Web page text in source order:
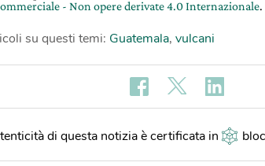
- Non opere derivate 4.0 Internazionale.
su questi temi: Guatemala, vulcani
di questa notizia è certificata in